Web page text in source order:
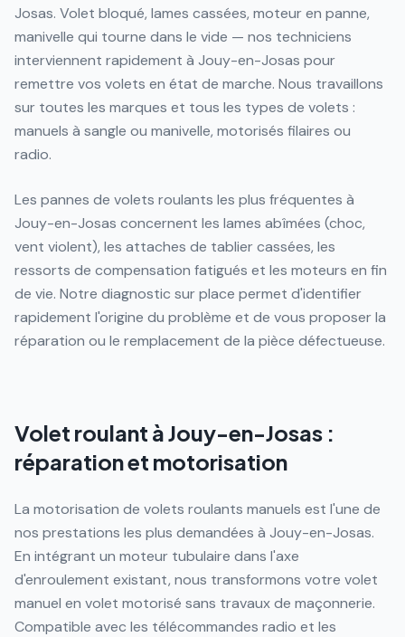
Josas. Volet bloqué, lames cassées, moteur en panne,
manivelle qui tourne dans le vide — nos techniciens
interviennent rapidement à Jouy-en-Josas pour
remettre vos volets en état de marche. Nous travaillons
sur toutes les marques et tous les types de volets :
manuels à sangle ou manivelle, motorisés filaires ou
radio.
Les pannes de volets roulants les plus fréquentes à
Jouy-en-Josas concernent les lames abîmées (choc,
vent violent), les attaches de tablier cassées, les
ressorts de compensation fatigués et les moteurs en fin
de vie. Notre diagnostic sur place permet d'identifier
rapidement l'origine du problème et de vous proposer la
réparation ou le remplacement de la pièce défectueuse.
Volet roulant à Jouy-en-Josas :
réparation et motorisation
La motorisation de volets roulants manuels est l'une de
nos prestations les plus demandées à Jouy-en-Josas.
En intégrant un moteur tubulaire dans l'axe
d'enroulement existant, nous transformons votre volet
manuel en volet motorisé sans travaux de maçonnerie.
Compatible avec les télécommandes radio et les